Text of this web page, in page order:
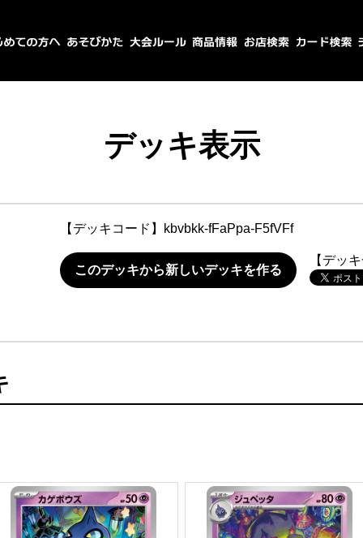
デッキ表示
【デッキコード】 kbvbkk-fFaPpa-F5fVFf
このデッキから新しいデッキを作る
【デッ